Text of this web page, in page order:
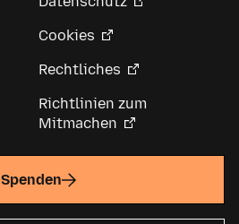
Cookies
Rechtliches
Richtlinien zum
Mitmachen
Spenden